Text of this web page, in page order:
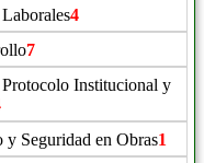
4
7
Institucional y
y Seguridad en Obras1